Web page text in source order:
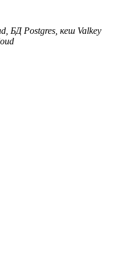
БД Postgres, кеш Valkey